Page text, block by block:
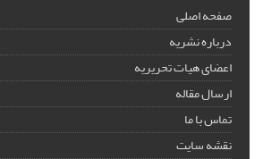
صفحه اصلی
درباره نشریه
اعضای هیات تحریریه
ارسال مقاله
تماس با ما
نقشه سایت